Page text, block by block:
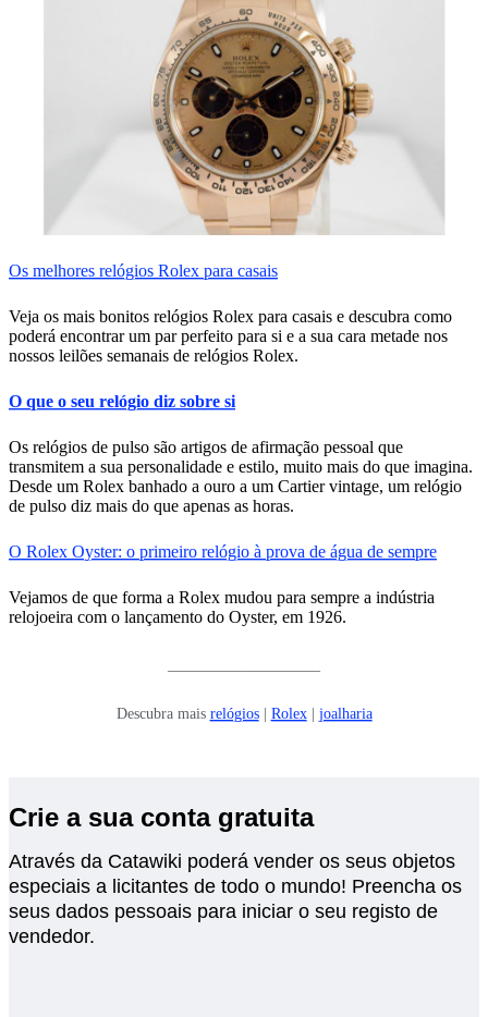
Os melhores relógios Rolex para casais
Veja os mais bonitos relógios Rolex para casais e descubra como
poderá encontrar um par perfeito para si e a sua cara metade nos
nossos leilões semanais de relógios Rolex.
O que o seu relógio diz sobre si
Os relógios de pulso são artigos de afirmação pessoal que
transmitem a sua personalidade e estilo, muito mais do que imagina.
Desde um Rolex banhado a ouro a um Cartier vintage, um relógio
de pulso diz mais do que apenas as horas.
O Rolex Oyster: o primeiro relógio à prova de água de sempre
Vejamos de que forma a Rolex mudou para sempre a indústria
relojoeira com o lançamento do Oyster, em 1926.
Descubra mais relógios| Rolex| joalharia
Crie a sua conta gratuita
Através da Catawiki poderá vender os seus objetos
especiais a licitantes de todo o mundo! Preencha os
seus dados pessoais para iniciar o seu registo de
vendedor.